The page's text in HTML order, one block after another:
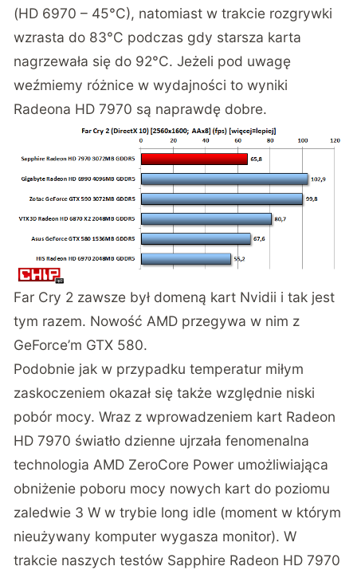
(HD 6970 – 45°C), natomiast w trakcie rozgrywki
wzrasta do 83°C podczas gdy starsza karta
nagrzewała się do 92°C. Jeżeli pod uwagę
weźmiemy różnice w wydajności to wyniki
Radeona HD 7970 są naprawdę dobre.
Far Cry 2 zawsze był domeną kart Nvidii i tak jest
tym razem. Nowość AMD przegywa w nim z
GeForce’m GTX 580.
Podobnie jak w przypadku temperatur miłym
zaskoczeniem okazał się także względnie niski
pobór mocy. Wraz z wprowadzeniem kart Radeon
HD 7970 światło dzienne ujrzała fenomenalna
technologia AMD ZeroCore Power umożliwiająca
obniżenie poboru mocy nowych kart do poziomu
zaledwie 3 W w trybie long idle (moment w którym
nieużywany komputer wygasza monitor). W
trakcie naszych testów Sapphire Radeon HD 7970